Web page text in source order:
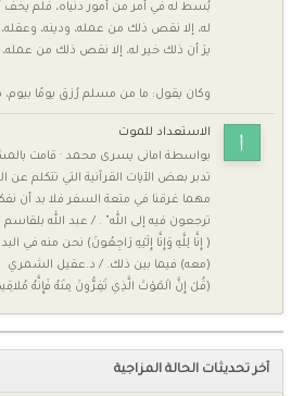
بُسط له في أمر من أمور دنياه، فلم يخف
له، إلا نقص ذلك من عمله، ودينه، وعقله،
يرَ أن ذلك خير له، إلا نقص ذلك من عمله،
وكان يقول: ما من مسلم رُزق يومًا بيوم،
الاستعداد للموت
بواسطة امانى يسرى محمد · قامت
تدبر بعض الآيات القرآنية التي تتكلم عن
مهما غرقنا في متعة السفر فلا بد أن
ترجعون فيه إلى الله" . / عبد الله بلقاسم
( إِنَّا لِلَّهِ وَإِنَّا إِلَيْهِ رَاجِعُونَ) نحن منه في
(معه) فيما بين ذلك. / د.عقيل الشمري
(قُلْ إِنَّ الْمَوْتَ الَّذِي تَفِرُّونَ مِنْهُ فَإِنَّهُ
آخر تحديثات الحالة المزاجية